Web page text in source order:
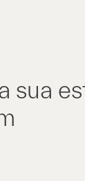
sua